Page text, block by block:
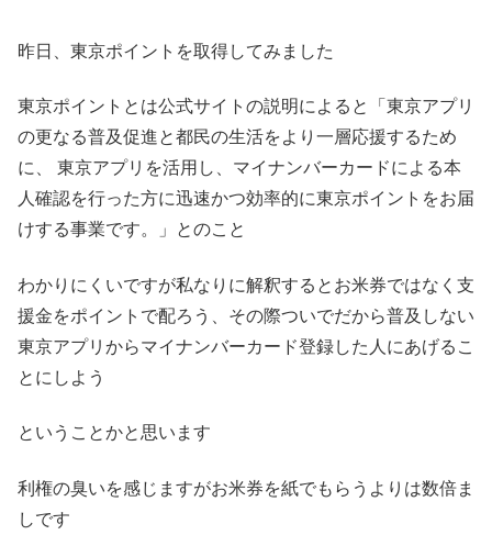
昨日、東京ポイントを取得してみました
東京ポイントとは公式サイトの説明によると「東京アプリ
の更なる普及促進と都民の生活をより一層応援するため
に、 東京アプリを活用し、マイナンバーカードによる本
人確認を行った方に迅速かつ効率的に東京ポイントをお届
けする事業です。」とのこと
わかりにくいですが私なりに解釈するとお米券ではなく支
援金をポイントで配ろう、その際ついでだから普及しない
東京アプリからマイナンバーカード登録した人にあげるこ
とにしよう
ということかと思います
利権の臭いを感じますがお米券を紙でもらうよりは数倍ま
しです